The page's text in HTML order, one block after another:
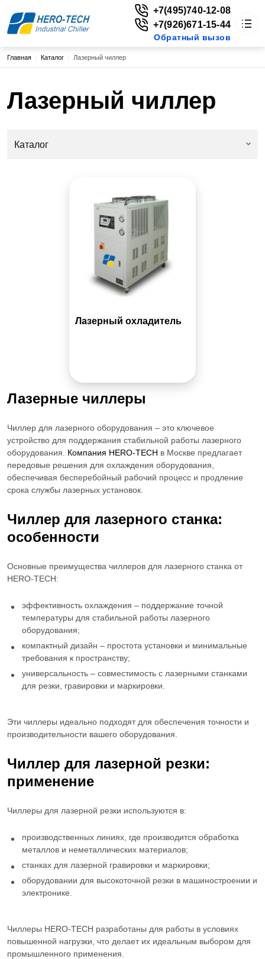
HERO-TECH
Доставка
Цены
Обратный вызов
+7(495)740-12-08
+7(926)671-15-44
Обратный вызов
Строка навигации
Главная Каталог Лазерный чиллер
Лазерный чиллер
Каталог
Лазерный охладитель
Лазерные чиллеры
Чиллер для лазерного оборудования – это ключевое
устройство для поддержания стабильной работы лазерного
оборудования
Компания HERO-TECH в Москве предлагает
передовые решения для охлаждения оборудования,
обеспечивая бесперебойный рабочий процесс и продление
срока службы лазерных установок.
Чиллер для лазерного станка:
особенности
Основные преимущества чиллеров для лазерного станка от
HERO-TECH:
эффективность охлаждения – поддержание точной
температуры для стабильной работы лазерного
оборудования;
компактный дизайн – простота установки и минимальные
требования к пространству;
универсальность – совместимость с лазерными станками
для резки, гравировки и маркировки.
Эти чиллеры идеально подходят для обеспечения точности и
производительности вашего оборудования.
Чиллер для лазерной резки:
применение
Чиллеры для лазерной резки используются в:
производственных линиях, где производится обработка
металлов и неметаллических материалов;
станках для лазерной гравировки и маркировки;
оборудовании для высокоточной резки в машиностроении и
электронике.
Чиллеры HERO-TECH разработаны для работы в условиях
повышенной нагрузки, что делает их идеальным выбором для
промышленного применения.